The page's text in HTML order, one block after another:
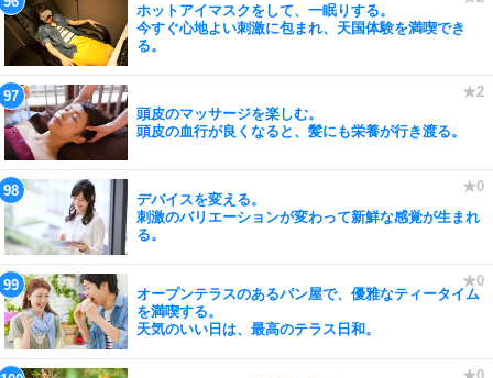
ホットアイマスクをして、一眠りする。
今すぐ心地よい刺激に包まれ、天国体験を満喫でき
る。
頭皮のマッサージを楽しむ。
頭皮の血行が良くなると、髪にも栄養が行き渡る。
デバイスを変える。
刺激のバリエーションが変わって新鮮な感覚が生まれ
る。
オープンテラスのあるパン屋で、優雅なティータイム
を満喫する。
天気のいい日は、最高のテラス日和。